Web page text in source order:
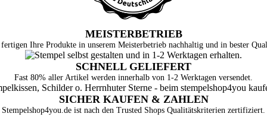
MEISTERBETRIEB
Ihre Produkte in unserem Meisterbetrieb nachhaltig und in bester
SCHNELL GELIEFERT
Fast 80% aller Artikel werden innerhalb von 1-2 Werktagen versendet.
SICHER KAUFEN & ZAHLEN
Stempelshop4you.de ist nach den Trusted Shops Qualitätskriterien zertifiziert.